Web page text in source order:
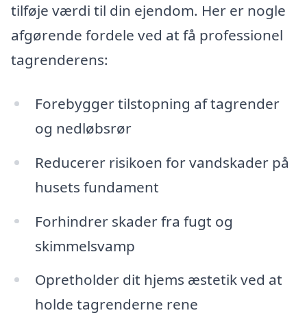
tilføje værdi til din ejendom. Her er nogle
afgørende fordele ved at få professionel
tagrenderens:
Forebygger tilstopning af tagrender
og nedløbsrør
Reducerer risikoen for vandskader på
husets fundament
Forhindrer skader fra fugt og
skimmelsvamp
Opretholder dit hjems æstetik ved at
holde tagrenderne rene